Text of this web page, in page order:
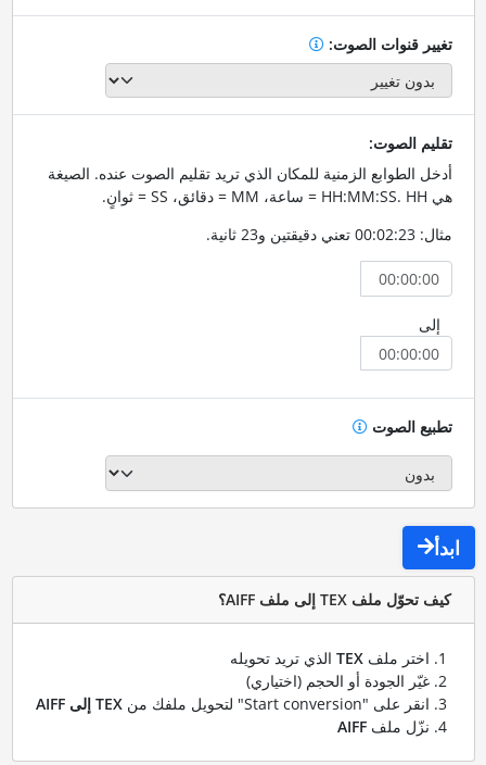
تغيير قنوات الصوت:
تقليم الصوت:
أدخل الطوابع الزمنية للمكان الذي تريد تقليم الصوت عنده. الصيغة
هي HH:MM:SS. HH = ساعة، MM = دقائق، SS = ثوانٍ.
مثال: 00:02:23 تعني دقيقتين و23 ثانية.
إلى
تطبيع الصوت
ابدأ
كيف تحوّل ملف TEX إلى ملف AIFF؟
اختر ملف TEXالذي تريد تحويله
غيّر الجودة أو الحجم (اختياري)
انقر على "Start conversion" لتحويل ملفك من
TEX إلى AIFF
نزّل ملف AIFF